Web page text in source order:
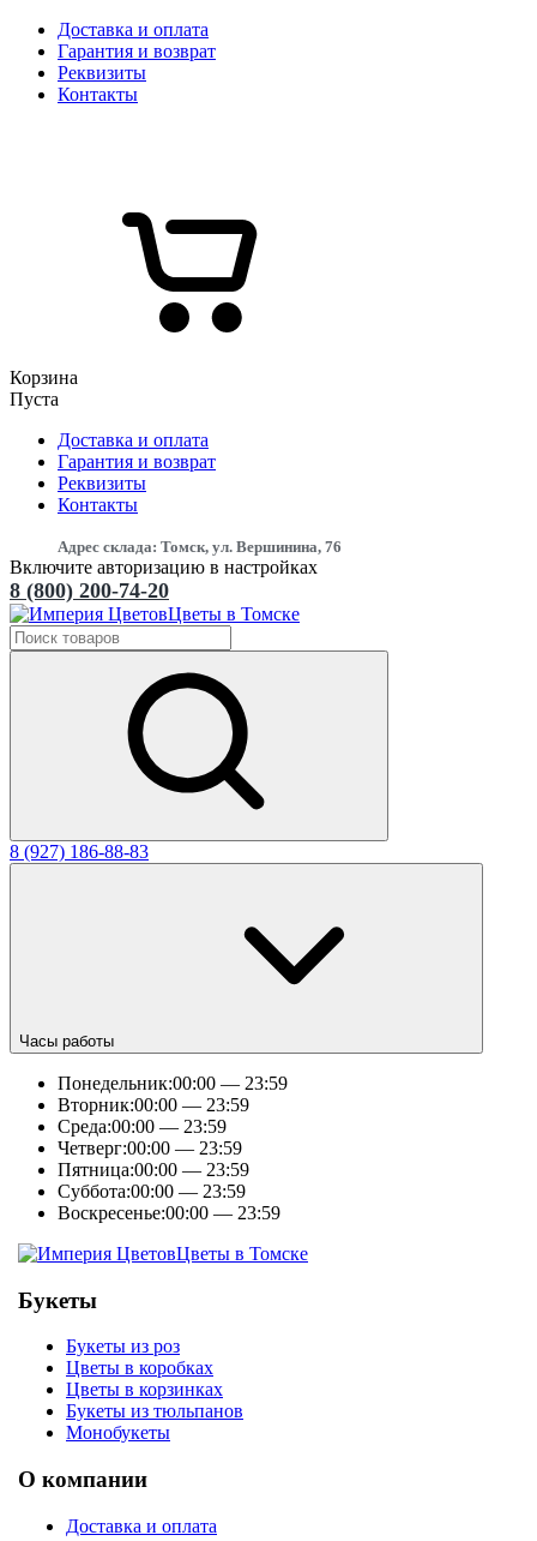
Доставка и оплата
Гарантия и возврат
Реквизиты
Контакты
Корзина
Пуста
Доставка и оплата
Гарантия и возврат
Реквизиты
Контакты
Адрес склада: Томск, ул. Вершинина, 76
Включите авторизацию в настройках
8 (800) 200-74-20
Цветы в Томске
8 (927) 186-88-83
Часы работы
Понедельник:00:00 — 23:59
Вторник:00:00 — 23:59
Среда:00:00 — 23:59
Четверг:00:00 — 23:59
Пятница:00:00 — 23:59
Суббота:00:00 — 23:59
Воскресенье:00:00 — 23:59
Цветы в Томске
Букеты
Букеты из роз
Цветы в коробках
Цветы в корзинках
Букеты из тюльпанов
Монобукеты
О компании
Доставка и оплата